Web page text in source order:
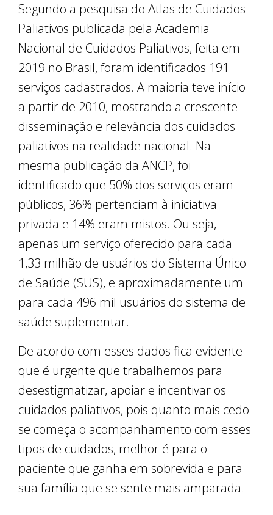
Segundo a pesquisa do Atlas de Cuidados
Paliativos publicada pela Academia
Nacional de Cuidados Paliativos, feita em
2019 no Brasil, foram identificados 191
serviços cadastrados. A maioria teve início
a partir de 2010, mostrando a crescente
disseminação e relevância dos cuidados
paliativos na realidade nacional. Na
mesma publicação da ANCP, foi
identificado que 50% dos serviços eram
públicos, 36% pertenciam à iniciativa
privada e 14% eram mistos. Ou seja,
apenas um serviço oferecido para cada
1,33 milhão de usuários do Sistema Único
de Saúde (SUS), e aproximadamente um
para cada 496 mil usuários do sistema de
saúde suplementar.
De acordo com esses dados fica evidente
que é urgente que trabalhemos para
desestigmatizar, apoiar e incentivar os
cuidados paliativos, pois quanto mais cedo
se começa o acompanhamento com esses
tipos de cuidados, melhor é para o
paciente que ganha em sobrevida e para
sua família que se sente mais amparada.